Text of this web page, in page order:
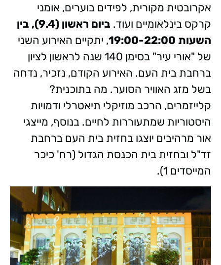
אקרובטית מקורית, לפידים בוערים, אומני
קרקס בינלאומיים ועוד.
ביום ראשון (9.4), בין
השעות 19:00-22:00
, יתקיים האירוע השני
של "אורי עיר" בסימן 140 שנה לראשון לציון
ברחבת בית העם. האירוע הקודם, נזכיר, נדחה
בשל מזג האוויר הסוער. מה בתוכנית?
קלייזמרים, הרכב מוזיקלי תיאטרלי ודמויות
היסטוריות שמתעוררות לחיים. בנוסף, מייצגי
אור מרהיבים יוצגו בחזית בית העם ברחבת
זד"ל ובחזית בית הכנסת הגדול (רח' כיכר
המייסדים 1).